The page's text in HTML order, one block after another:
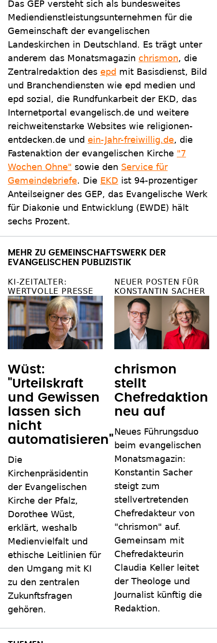
Das GEP versteht sich als bundesweites
Mediendienstleistungsunternehmen für die
Gemeinschaft der evangelischen
Landeskirchen in Deutschland. Es trägt unter
anderem das Monatsmagazin chrismon, die
Zentralredaktion des epd mit Basisdienst, Bild
und Branchendiensten wie epd medien und
epd sozial, die Rundfunkarbeit der EKD, das
Internetportal evangelisch.de und weitere
reichweitenstarke Websites wie religionen-
entdecken.de und ein-Jahr-freiwillig.de, die
Fastenaktion der evangelischen Kirche "7
Wochen Ohne" sowie den Service für
Gemeindebriefe. Die EKD ist 94-prozentiger
Anteilseigner des GEP, das Evangelische Werk
für Diakonie und Entwicklung (EWDE) hält
sechs Prozent.
MEHR ZU GEMEINSCHAFTSWERK DER
EVANGELISCHEN PUBLIZISTIK
KI-ZEITALTER:
WERTVOLLE PRESSE
Wüst:
"Urteilskraft
und Gewissen
lassen sich
nicht
automatisieren"
Die
Kirchenpräsidentin
der Evangelischen
Kirche der Pfalz,
Dorothee Wüst,
erklärt, weshalb
Medienvielfalt und
ethische Leitlinien für
den Umgang mit KI
zu den zentralen
Zukunftsfragen
gehören.
NEUER POSTEN FÜR
KONSTANTIN SACHER
chrismon
stellt
Chefredaktion
neu auf
Neues Führungsduo
beim evangelischen
Monatsmagazin:
Konstantin Sacher
steigt zum
stellvertretenden
Chefredakteur von
"chrismon" auf.
Gemeinsam mit
Chefredakteurin
Claudia Keller leitet
der Theologe und
Journalist künftig die
Redaktion.